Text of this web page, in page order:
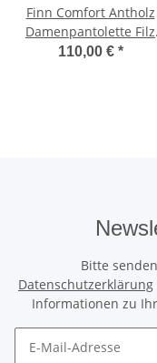
Finn Comfort Antholz
Damenpantolette Filz
Anthrazit
110,00 € *
Bitte
Datenschutzerklärung
Informationen zu